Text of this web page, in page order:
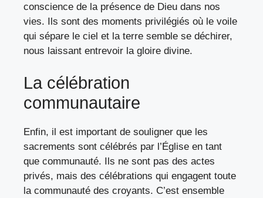
conscience de la présence de Dieu dans nos
vies. Ils sont des moments privilégiés où le voile
qui sépare le ciel et la terre semble se déchirer,
nous laissant entrevoir la gloire divine.
La célébration
communautaire
Enfin, il est important de souligner que les
sacrements sont célébrés par l’Église en tant
que communauté. Ils ne sont pas des actes
privés, mais des célébrations qui engagent toute
la communauté des croyants. C’est ensemble